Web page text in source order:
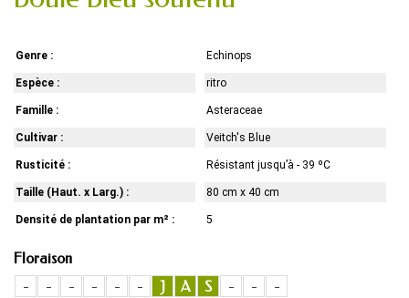
Genre : Echinops
Espèce : ritro
Famille : Asteraceae
Cultivar : Veitch's Blue
Rusticité : Résistant jusqu’à - 39 ºC
Taille (Haut. x Larg.) : 80 cm x 40 cm
Densité de plantation par m² : 5
Floraison
-
- - - - - J A S - - -